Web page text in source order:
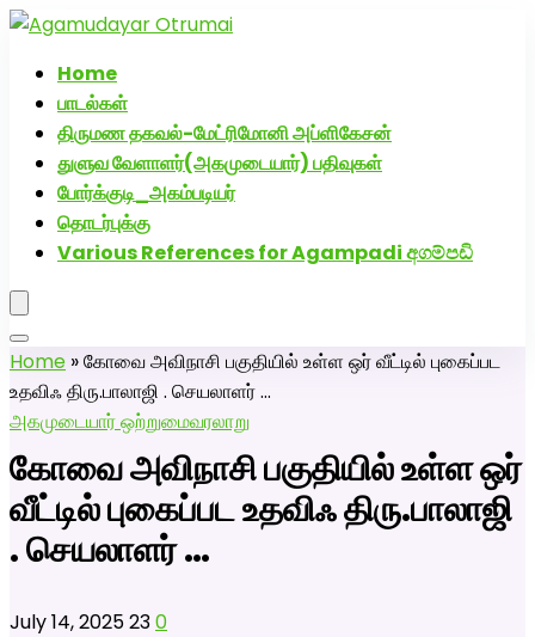
Home
பாடல்கள்
திருமண தகவல்-மேட்ரிமோனி அப்ளிகேசன்
துளுவ வேளாளர்(அகமுடையார்) பதிவுகள்
போர்க்குடி_அகம்படியர்
தொடர்புக்கு
Various References for Agampadi අගම්පඩි
Home »கோவை அவிநாசி பகுதியில் உள்ள ஒர் வீட்டில் புகைப்பட
உதவிஃ திரு.பாலாஜி . செயலாளர் …
அகமுடையார் ஒற்றுமைவரலாறு
கோவை அவிநாசி பகுதியில் உள்ள ஒர்
வீட்டில் புகைப்பட உதவிஃ திரு.பாலாஜி
. செயலாளர் …
July 14, 2025230
அகமுடையார் திருமண வரன்களுக்கு அகமுடையார்மேட்ரி-